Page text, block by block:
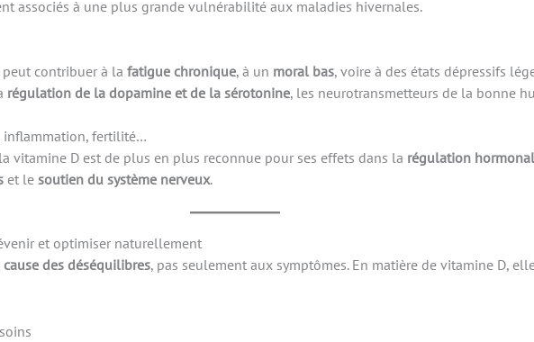
associés à une plus grande vulnérabilité aux maladies hivernales.
contribuer à la fatigue chronique, à un moral bas, voire à des états dépressifs
régulation de la dopamine et de la sérotonine, les neurotransmetteurs de la bonne
inflammation, fertilité…
vitamine D est de plus en plus reconnue pour ses effets dans la régulation
et le soutien du système nerveux.
et optimiser naturellement
cause des déséquilibres, pas seulement aux symptômes. En matière de vitamine D,